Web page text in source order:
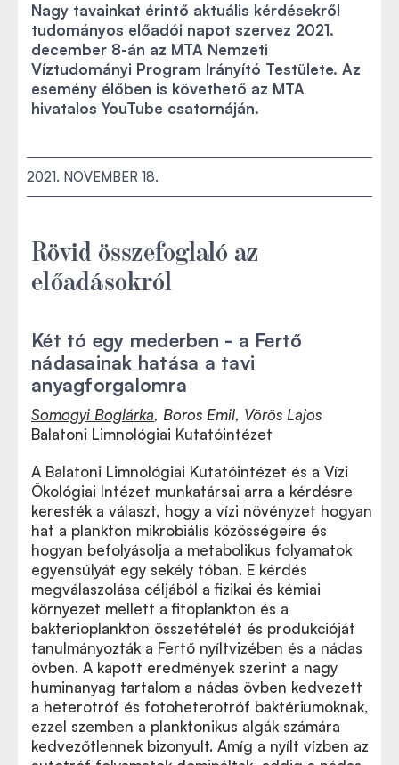
Nagy tavainkat érintő aktuális kérdésekről
tudományos előadói napot szervez 2021.
december 8-án az MTA Nemzeti
Víztudományi Program Irányító Testülete. Az
esemény élőben is követhető az MTA
hivatalos YouTube csatornáján.
2021. NOVEMBER 18.
Rövid összefoglaló az
előadásokról
Két tó egy mederben - a Fertő
nádasainak hatása a tavi
anyagforgalomra
Somogyi Boglárka, Boros Emil, Vörös Lajos
Balatoni Limnológiai Kutatóintézet
A Balatoni Limnológiai Kutatóintézet és a Vízi
Ökológiai Intézet munkatársai arra a kérdésre
keresték a választ, hogy a vízi növényzet hogyan
hat a plankton mikrobiális közösségeire és
hogyan befolyásolja a metabolikus folyamatok
egyensúlyát egy sekély tóban. E kérdés
megválaszolása céljából a fizikai és kémiai
környezet mellett a fitoplankton és a
bakterioplankton összetételét és produkcióját
tanulmányozták a Fertő nyíltvizében és a nádas
övben. A kapott eredmények szerint a nagy
huminanyag tartalom a nádas övben kedvezett
a heterotróf és fotoheterotróf baktériumoknak,
ezzel szemben a planktonikus algák számára
kedvezőtlennek bizonyult. Amíg a nyílt vízben az